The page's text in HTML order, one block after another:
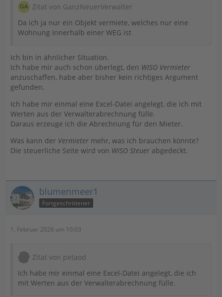
Zitat von GanzNeuerVerwalter
Da ich ja nur ein Objekt vermiete, welches nur eine
Wohnung innerhalb einer WEG ist
Ich bin in ähnlicher Situation.
Ich habe mir auch schon überlegt, den WISO Vermieter
anzuschaffen, habe aber bisher kein richtiges Argument
gefunden.
Ich habe mir einmal eine Excel-Datei angelegt, die ich mit
Werten aus der Verwalterabrechnung fülle.
Daraus erzeuge ich die Abrechnung für den Mieter.
Was kann der Vermieter mehr, was ich brauchen könnte?
Die steuerliche Seite wird von WISO Steuer abgedeckt.
blumenmeer1
Fortgeschrittener
1. Februar 2026 um 10:03
Zitat von petaod
Ich habe mir einmal eine Excel-Datei angelegt, die ich
mit Werten aus der Verwalterabrechnung fülle.